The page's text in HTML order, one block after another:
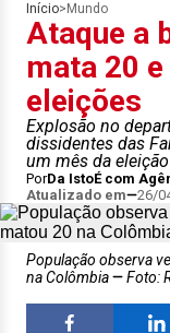
Início> Mundo
Ataque a
mata 20
eleições
Explosão no
dissidentes das
um mês da
PorDa IstoÉ com
Atualizado em
26/
População observa
na Colômbia
Foto: